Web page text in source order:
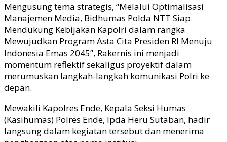
Mengusung tema strategis, “Melalui Optimalisasi
Manajemen Media, Bidhumas Polda NTT Siap
Mendukung Kebijakan Kapolri dalam rangka
Mewujudkan Program Asta Cita Presiden RI Menuju
Indonesia Emas 2045”, Rakernis ini menjadi
momentum reflektif sekaligus proyektif dalam
merumuskan langkah-langkah komunikasi Polri ke
depan.
Mewakili Kapolres Ende, Kepala Seksi Humas
(Kasihumas) Polres Ende, Ipda Heru Sutaban, hadir
langsung dalam kegiatan tersebut dan menerima